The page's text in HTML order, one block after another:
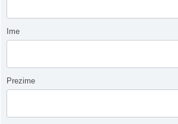
Ime
Prezime